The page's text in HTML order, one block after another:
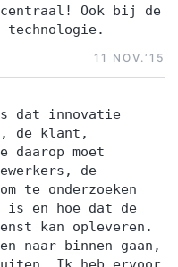
Ook bij de
technologie.
11 NOV.‘15
dat innovatie
de klant,
daarop moet
de
te onderzoeken
is en hoe dat de
kan opleveren.
naar binnen gaan,